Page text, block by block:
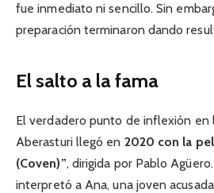
fue inmediato ni sencillo. Sin
preparación terminaron dando
El salto a la fama
El verdadero punto de inflexión en
Aberasturi llegó en 2020 con la
(Coven)”, dirigida por Pablo
interpretó a Ana, una joven